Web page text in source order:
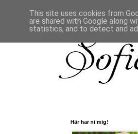
Här har ni mig!
This site uses cookies from
are shared with Google along
statistics, and to detect and